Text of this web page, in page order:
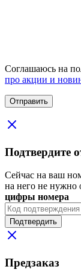
Соглашаюсь на
про акции и
Подтвердите
Сейчас на ваш
на него не нужно
цифры номера
Подтвердить
Предзаказ